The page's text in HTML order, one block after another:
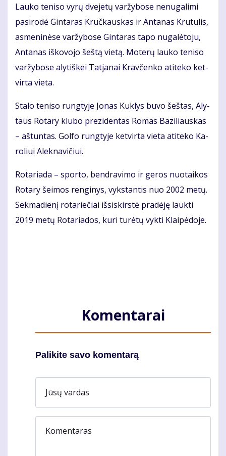
Lau­ko te­ni­so vy­rų dve­je­tų var­žy­bo­se ne­nu­ga­li­mi
pa­si­ro­dė Gin­ta­ras Kruč­kaus­kas ir An­ta­nas Kru­tu­lis,
as­me­ni­nė­se var­žy­bo­se Gin­ta­ras ta­po nu­ga­lė­to­ju,
An­ta­nas iš­ko­vo­jo šeš­tą vie­tą. Mo­te­rų lau­ko te­ni­so
var­žy­bo­se aly­tiš­kei Tat­ja­nai Krav­čen­ko ati­te­ko ket­
vir­ta vie­ta.
Sta­lo te­ni­so rung­ty­je Jo­nas Kuk­lys bu­vo šeš­tas, Aly­
taus Ro­ta­ry klu­bo pre­zi­den­tas Ro­mas Ba­zi­liaus­kas
– aš­tun­tas. Gol­fo rung­ty­je ket­vir­ta vie­ta ati­te­ko Ka­
ro­liui Alek­na­vi­čiui.
Ro­ta­ria­da – spor­to, ben­dra­vi­mo ir ge­ros nuo­tai­kos
Ro­ta­ry šei­mos ren­gi­nys, vyks­tan­tis nuo 2002 me­tų.
Sek­ma­die­nį ro­ta­rie­čiai iš­si­skirs­tė pra­dė­ję lauk­ti
2019 me­tų Ro­ta­ria­dos, ku­ri tu­rė­tų vyk­ti Klai­pė­do­je.
Komentarai
Palikite savo komentarą
Jūsų vardas
Komentaras